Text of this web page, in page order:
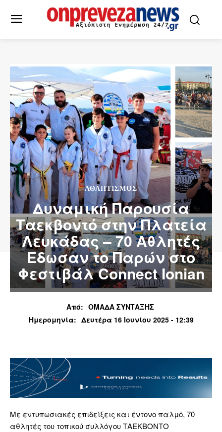
ΑΘΛΗΤΙΣΜΌΣ
Δυναμική Παρουσία
Ταεκβοντό στην Πλατεία
Λευκάδας – 70 Αθλητές
Έδωσαν το Παρών στο
Φεστιβάλ Connect Ionian
Από: ΟΜΑΔΑ ΣΥΝΤΑΞΗΣ
Ημερομηνία: Δευτέρα 16 Ιουνίου 2025 - 12:39
Με εντυπωσιακές επιδείξεις και έντονο παλμό, 70
αθλητές του τοπικού συλλόγου ΤΑΕΚΒΟΝΤΟ